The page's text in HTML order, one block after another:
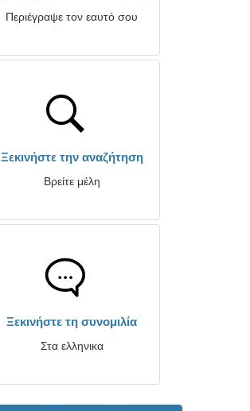
Περιέγραψε τον εαυτό σου
Ξεκινήστε την αναζήτηση
Βρείτε μέλη
Ξεκινήστε τη συνομιλία
Στα ελληνικα